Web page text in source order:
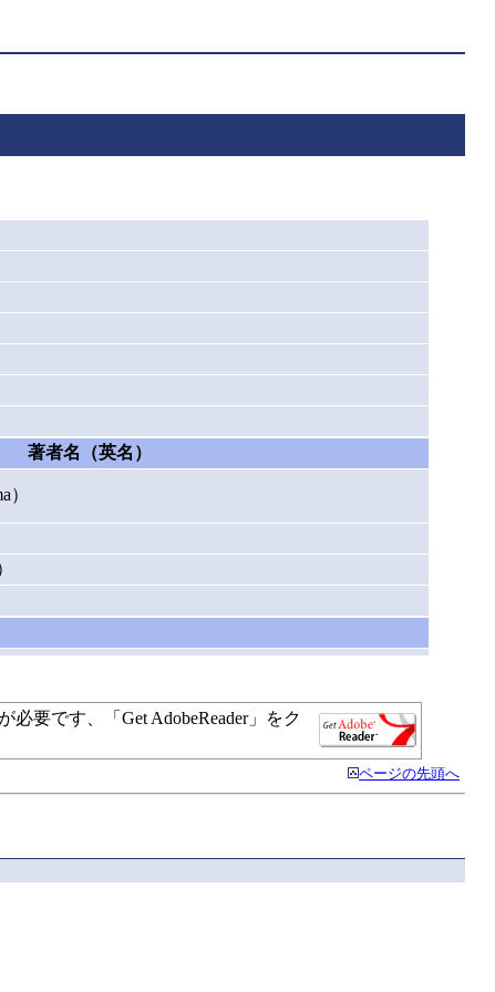
著者名（英名）
要です、「Get AdobeReader」をク
ページの先頭へ